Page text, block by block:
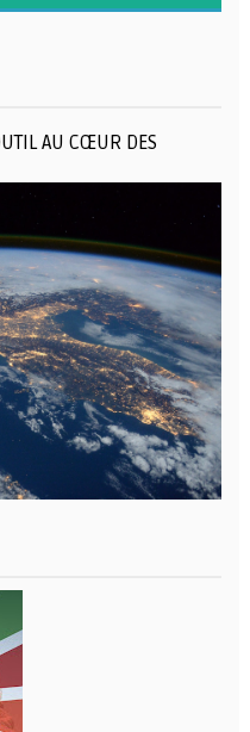
AU CŒUR DES